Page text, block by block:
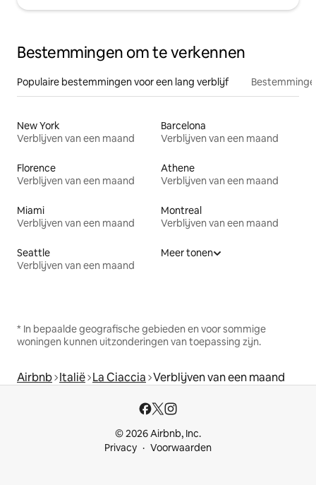
Bestemmingen om te verkennen
Populaire bestemmingen voor een lang verblijf
New York
Verblijven van een maand
Barcelona
Verblijven van een maand
Florence
Verblijven van een maand
Athene
Verblijven van een maand
Miami
Verblijven van een maand
Montreal
Verblijven van een maand
Seattle
Verblijven van een maand
Meer tonen
* In bepaalde geografische gebieden en voor sommige
woningen kunnen uitzonderingen van toepassing zijn.
Airbnb Italië La Ciaccia Verblijven van een maand
© 2026 Airbnb, Inc.
Privacy
Voorwaarden